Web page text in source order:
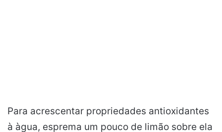
Para acrescentar propriedades antioxidantes
à àgua, esprema um pouco de limão sobre ela